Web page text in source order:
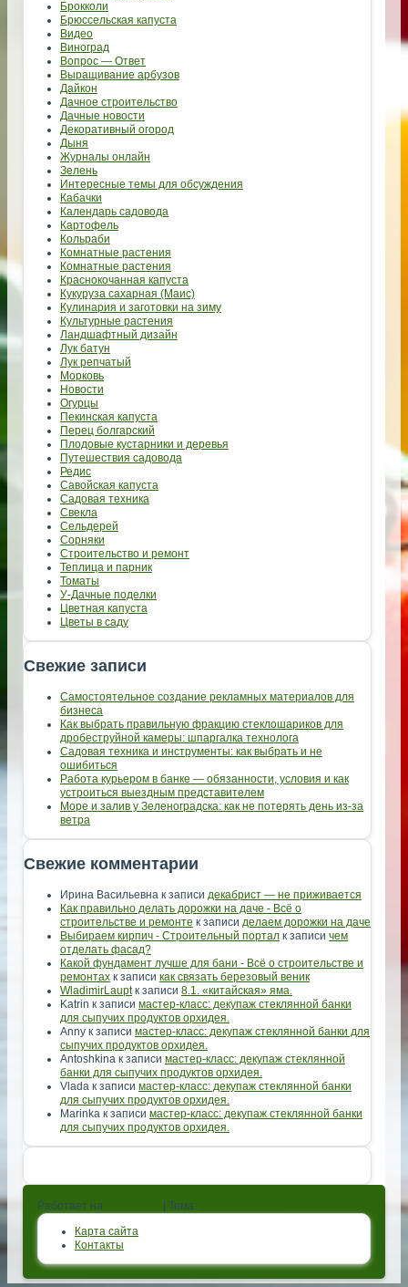
Брокколи
Брюссельская капуста
Видео
Виноград
Вопрос — Ответ
Выращивание арбузов
Дайкон
Дачное строительство
Дачные новости
Декоративный огород
Дыня
Журналы онлайн
Зелень
Интересные темы для обсуждения
Кабачки
Календарь садовода
Картофель
Кольраби
Комнатные растения
Комнатные растения
Краснокочанная капуста
Кукуруза сахарная (Маис)
Кулинария и заготовки на зиму
Культурные растения
Ландшафтный дизайн
Лук батун
Лук репчатый
Морковь
Новости
Огурцы
Пекинская капуста
Перец болгарский
Плодовые кустарники и деревья
Путешествия садовода
Редис
Савойская капуста
Садовая техника
Свекла
Сельдерей
Сорняки
Строительство и ремонт
Теплица и парник
Томаты
У-Дачные поделки
Цветная капуста
Цветы в саду
Свежие записи
Самостоятельное создание рекламных материалов для
бизнеса
Как выбрать правильную фракцию стеклошариков для
дробеструйной камеры: шпаргалка технолога
Садовая техника и инструменты: как выбрать и не
ошибиться
Работа курьером в банке — обязанности, условия и как
устроиться выездным представителем
Море и залив у Зеленоградска: как не потерять день из-за
ветра
Свежие комментарии
Ирина Васильевна к записи декабрист — не приживается
Как правильно делать дорожки на даче - Всё о
строительстве и ремонте к записи делаем дорожки на даче
Выбираем кирпич - Строительный портал к записи чем
отделать фасад?
Какой фундамент лучше для бани - Всё о строительстве и
ремонтах к записи как связать березовый веник
WladimirLauptк записи 8.1. «китайская» яма.
Katrin к записи мастер-класс: декупаж стеклянной банки
для сыпучих продуктов орхидея.
Anny к записи мастер-класс: декупаж стеклянной банки для
сыпучих продуктов орхидея.
Antoshkina к записи мастер-класс: декупаж стеклянной
банки для сыпучих продуктов орхидея.
Vlada к записи мастер-класс: декупаж стеклянной банки
для сыпучих продуктов орхидея.
Marinka к записи мастер-класс: декупаж стеклянной банки
для сыпучих продуктов орхидея.
Работает на | Тема:
Карта сайта
Контакты